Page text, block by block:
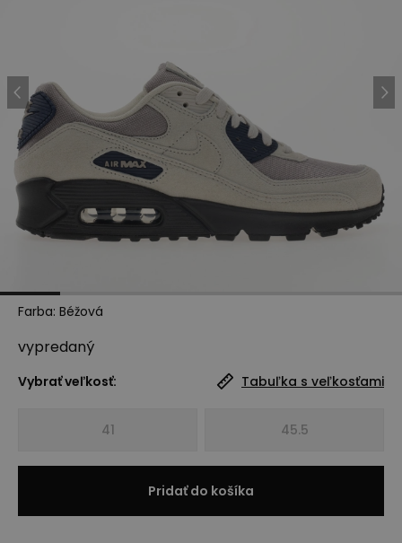
Farba: Béžová
vypredaný
Vybrať veľkosť: Tabuľka s veľkosťami
41 45.5
Pridať do košíka